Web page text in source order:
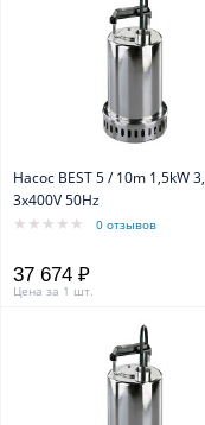
Насос BEST 5 / 10m 1,5kW 3,3A
3x400V 50Hz
0 отзывов
37 674 ₽
Цена за 1 шт.